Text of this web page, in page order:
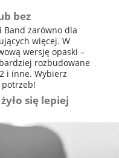
bez
Band zarówno dla
więcej. W
wersję opaski –
rozbudowane
i inne. Wybierz
się lepiej